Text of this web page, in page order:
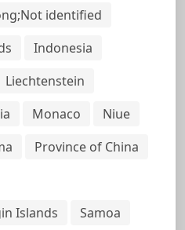
identified
Indonesia
Liechtenstein
Monaco
Niue
Province of China
Islands
Samoa